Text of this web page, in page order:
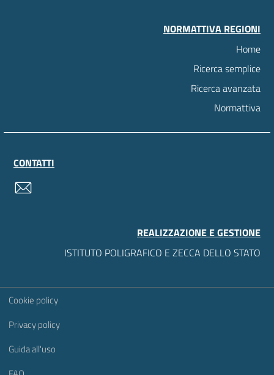
NORMATTIVA REGIONI
Home
Ricerca semplice
Ricerca avanzata
Normattiva
CONTATTI
REALIZZAZIONE E GESTIONE
ISTITUTO POLIGRAFICO E ZECCA DELLO STATO
Sezione Link Utili
Cookie policy
Privacy policy
Guida all'uso